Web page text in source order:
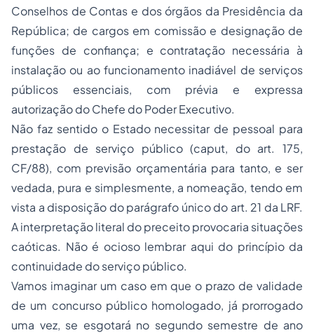
Conselhos de Contas e dos órgãos da Presidência da
República; de cargos em comissão e designação de
funções de confiança; e contratação necessária à
instalação ou ao funcionamento inadiável de serviços
públicos essenciais, com prévia e expressa
autorização do Chefe do Poder Executivo.
Não faz sentido o Estado necessitar de pessoal para
prestação de serviço público (caput, do art. 175,
CF/88), com previsão orçamentária para tanto, e ser
vedada, pura e simplesmente, a nomeação, tendo em
vista a disposição do parágrafo único do art. 21 da LRF.
A interpretação literal do preceito provocaria situações
caóticas. Não é ocioso lembrar aqui do princípio da
continuidade do serviço público.
Vamos imaginar um caso em que o prazo de validade
de um concurso público homologado, já prorrogado
uma vez, se esgotará no segundo semestre de ano